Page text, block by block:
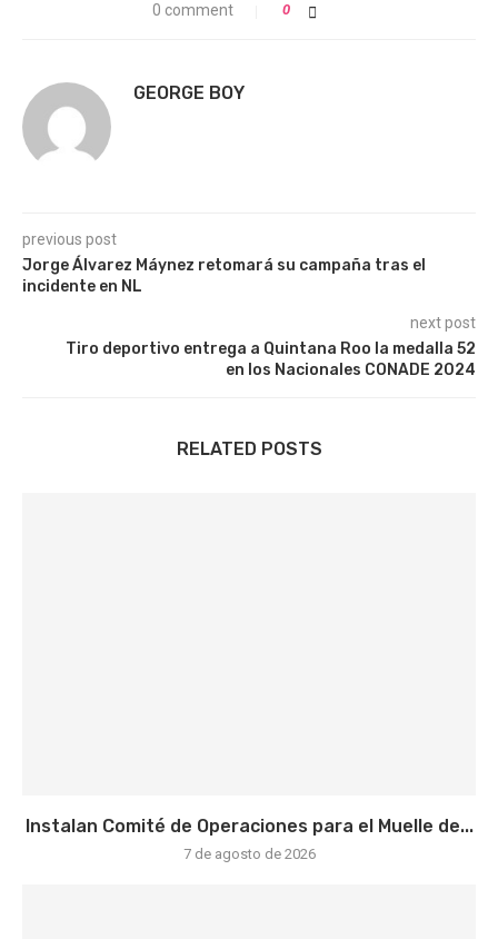
0 comment 0
GEORGE BOY
previous post
Jorge Álvarez Máynez retomará su campaña tras el
incidente en NL
next post
Tiro deportivo entrega a Quintana Roo la medalla 52
en los Nacionales CONADE 2024
RELATED POSTS
Instalan Comité de Operaciones para el Muelle de...
7 de agosto de 2026